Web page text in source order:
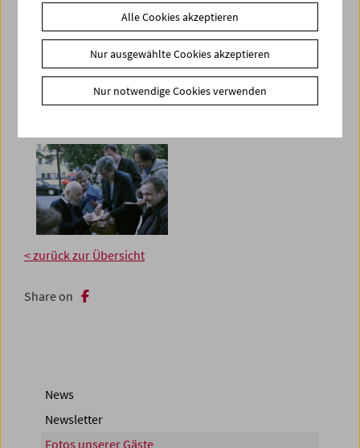
< zurück zur Übersicht
Share on
News
Newsletter
Fotos unserer Gäste
Alle Cookies akzeptieren
Nur ausgewählte Cookies akzeptieren
Nur notwendige Cookies verwenden